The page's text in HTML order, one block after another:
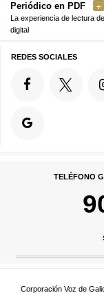
Periódico en PDF
La experiencia de lectura
digital
REDES SOCIALES
TELÉFONO
Corporación Voz de